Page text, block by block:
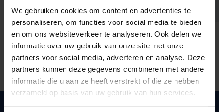
We gebruiken cookies om content en advertenties te
personaliseren, om functies voor social media te bieden
en om ons websiteverkeer te analyseren. Ook delen we
informatie over uw gebruik van onze site met onze
partners voor social media, adverteren en analyse. Deze
partners kunnen deze gegevens combineren met andere
informatie die u aan ze heeft verstrekt of die ze hebben
verzameld op basis van uw gebruik van hun services.